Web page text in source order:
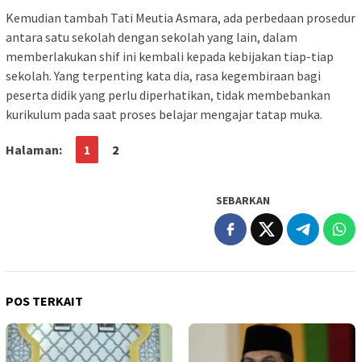
Kemudian tambah Tati Meutia Asmara, ada perbedaan prosedur
antara satu sekolah dengan sekolah yang lain, dalam
memberlakukan shif ini kembali kepada kebijakan tiap-tiap
sekolah. Yang terpenting kata dia, rasa kegembiraan bagi
peserta didik yang perlu diperhatikan, tidak membebankan
kurikulum pada saat proses belajar mengajar tatap muka.
Halaman: 1 2
SEBARKAN
POS TERKAIT